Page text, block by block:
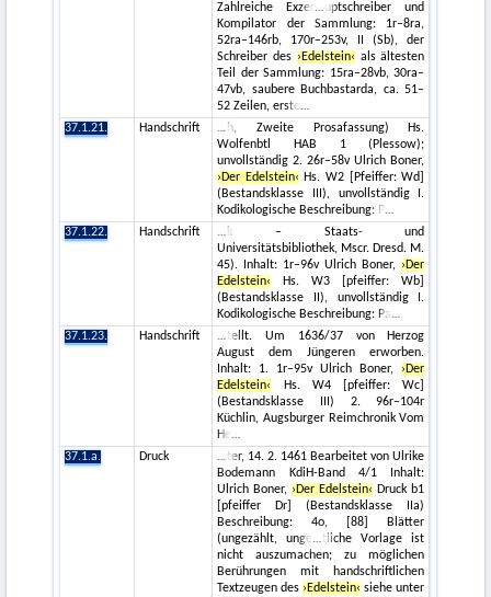
Zahlreiche Exzer
uptschreiber und
Kompilator der Sammlung: 1r–8ra,
52ra–146rb, 170r–253v, II (Sb), der
Schreiber des ›Edelstein‹ als ältesten
Teil der Sammlung: 15ra–28vb, 30ra–
47vb, saubere Buchbastarda, ca. 51–
52 Zeilen, erste
37.1.21.
Handschrift
h, Zweite Prosafassung) Hs.
Wolfenbtl HAB 1 (Plessow);
unvollständig 2. 26r–58v Ulrich Boner,
›Der Edelstein‹ Hs. W2 [Pfeiffer: Wd]
(Bestandsklasse III), unvollständig I.
Kodikologische Beschreibung: P
37.1.22.
Handschrift
k – Staats- und
Universitätsbibliothek, Mscr. Dresd. M.
45). Inhalt: 1r–96v Ulrich Boner, ›Der
Edelstein‹
Hs. W3 [pfeiffer: Wb]
(Bestandsklasse II), unvollständig I.
Kodikologische Beschreibung: Pa
37.1.23.
Handschrift
tellt. Um 1636/37 von Herzog
August dem Jüngeren erworben.
Inhalt: 1. 1r–95v Ulrich Boner, ›Der
Edelstein‹
Hs. W4 [pfeiffer: Wc]
(Bestandsklasse III) 2. 96r–104r
Küchlin, Augsburger Reimchronik Vom
He
37.1.a.
Druck
ter, 14. 2. 1461 Bearbeitet von Ulrike
Bodemann KdiH-Band 4/1 Inhalt:
Ulrich Boner, ›Der Edelstein‹ Druck b1
[pfeiffer Dr] (Bestandsklasse IIa)
Beschreibung: 4o, [88] Blätter
(ungezählt, unge
tliche Vorlage ist
nicht auszumachen; zu möglichen
Berührungen mit handschriftlichen
Textzeugen des ›Edelstein‹ siehe unter